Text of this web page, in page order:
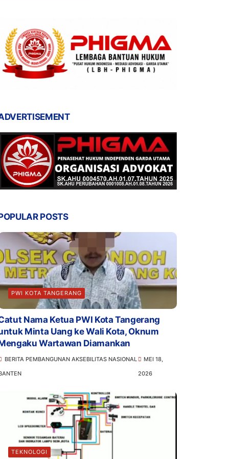
POSTS
PWI KOTA TANGERANG
Nama Ketua PWI Kota Tangerang
Minta Uang ke Wali Kota, Oknum
Wartawan Diamankan
BERITA PEMBANGUNAN AKSEBILITAS NASIONAL
MEI 18,
2026
TEKNOLOGI